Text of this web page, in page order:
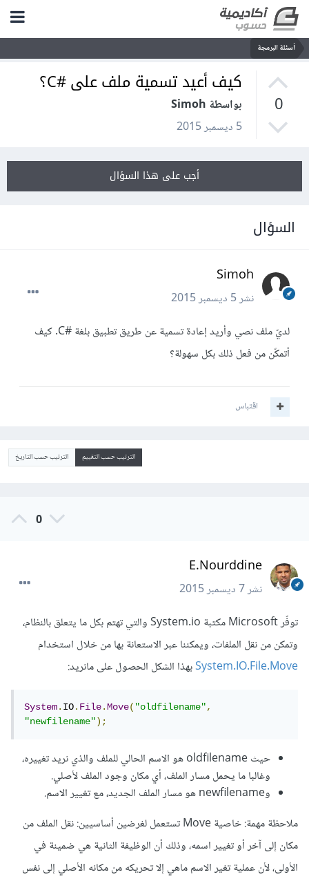
أسئلة البرمجة
0
كيف أعيد تسمية ملف على #C؟
بواسطة Simoh
5 ديسمبر 2015
أجب على هذا السؤال
السؤال
Simoh
نشر5 ديسمبر 2015
لديّ ملف نصي وأريد إعادة تسمية عن طريق تطبيق بلغة #C. كيف
أتمكّن من فعل ذلك بكل سهولة؟
اقتباس
الترتيب حسب التقييم الترتيب حسب التاريخ
0
E.Nourddine
نشر7 ديسمبر 2015
توفّر Microsoft مكتبة System.io والتي تهتم بكل ما يتعلق بالنظام،
وتمكن من نقل الملفات، ويمكننا عبر الاستعانة بها من خلال استخدام
System.IO.File.Moveبهذا الشكل الحصول على مانريد:
System.IO.File.Move("oldfilename",
"newfilename");
حيث oldfilename هو الاسم الحالي للملف والذي نريد تغييره،
وغالبا ما يحمل مسار الملف، أي مكان وجود الملف لأصلي.
وnewfilename هو مسار الملف الجديد، مع تغيير الاسم.
ملاحظة مهمة: خاصية Move تستعمل لغرضين أساسيين: نقل الملف من
مكان إلى آخر أو تغيير اسمه، وذلك أن الوظيفة الثانية هي ضمينة في
الأولى، لأن عملية تغير الاسم ماهي إلا تحريكه من مكانه الأصلي إلى نفس